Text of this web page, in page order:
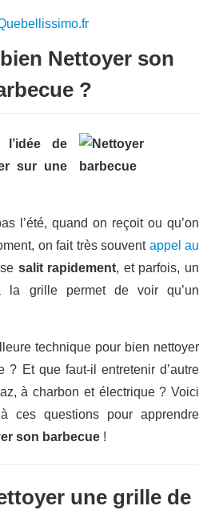
Nettoyer son
?
de
sur une
l’été, quand on reçoit ou qu’on
on fait très souvent appel au
salit rapidement, et parfois, un
grille permet de voir qu’un
technique pour bien nettoyer
? Et que faut-il entretenir d’autre
à charbon et électrique ? Voici
ces questions pour apprendre
son barbecue !
une grille de